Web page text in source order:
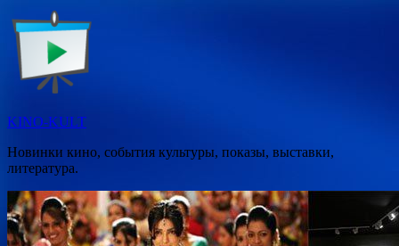
Перейти
к
содержимому
KINO-KULT
Новинки кино, события культуры, показы, выставки,
литература.